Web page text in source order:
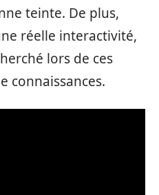
teinte. De plus,
réelle interactivité,
lors de ces
connaissances.